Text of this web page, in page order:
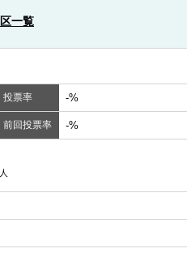
一覧
投票率 -%
前回投票率 -%